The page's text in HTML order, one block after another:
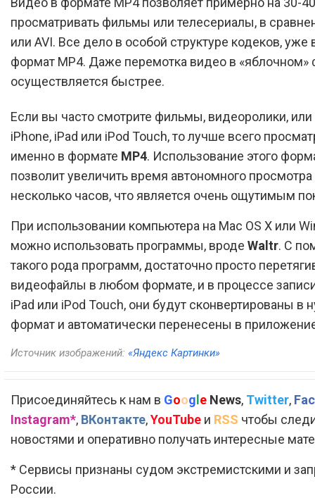
просматривать фильмы или телесериалы, в
или AVI. Все дело в особой структуре кодеков,
формат MP4. Даже перемотка видео в «яблочном»
осуществляется быстрее.
Если вы часто смотрите фильмы, видеоролики,
iPhone, iPad или iPod Touch, то лучше всего
именно в формате MP4. Использование этого
позволит увеличить время автономного
несколько часов, что является очень ощутимым
При использовании компьютера на Mac OS X или
можно использовать программы, вроде Waltr. С
такого рода программ, достаточно просто
видеофайлы в любом формате, и в процессе
iPad или iPod Touch, они будут сконвертированы в
формат и автоматически перенесены в
Источник изображений: «Яндекс Картинки»
Присоединяйтесь к нам в Goog e News, Twitter,
Instagram*, ВКонтакте,YouTube и RSS чтобы
новостями и оперативно получать интересные
* Сервисы признаны судом экстремистскими и
России.